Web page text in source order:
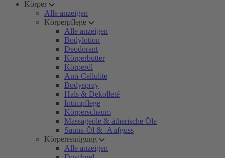
Körper
Alle anzeigen
Körperpflege
Alle anzeigen
Bodylotion
Deodorant
Körperbutter
Körperöl
Anti-Cellulite
Bodyspray
Hals & Dekolleté
Intimpflege
Körperschaum
Massageöle & ätherische Öle
Sauna-Öl & -Aufguss
Körperreinigung
Alle anzeigen